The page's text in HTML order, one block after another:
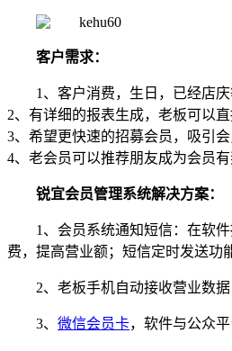
客户需求：
1、客户消费，生日，已经店庆
2、有详细的报表生成，老板可以
3、希望更快速的招募会员，吸引
4、老会员可以推荐朋友成为会员
锐宜会员管理系统解决方案：
1、会员系统通知短信：在软
费，提高营业额；短信定时发送功
2、老板手机自动接收营业数
3、 微信会员卡，软件与公众